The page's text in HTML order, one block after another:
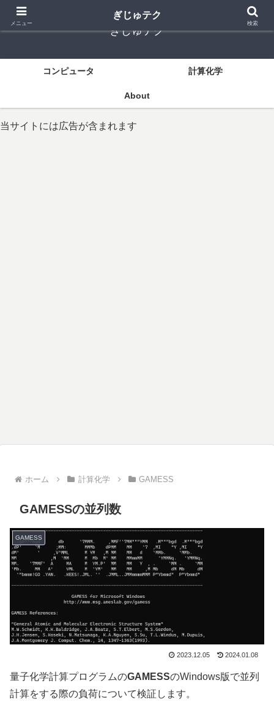
ぎじゅテク
コンピュータ 計算化学
About
当サイトには広告が含まれます
ホーム 計算化学 GAMESS
GAMESSの並列数
GAMESS
2023.12.05 2024.01.08
量子化学計算プログラムのGAMESSのWindows版で並列
計算をする際の負荷について検証します。
メニュー
ぎじゅテク
検索